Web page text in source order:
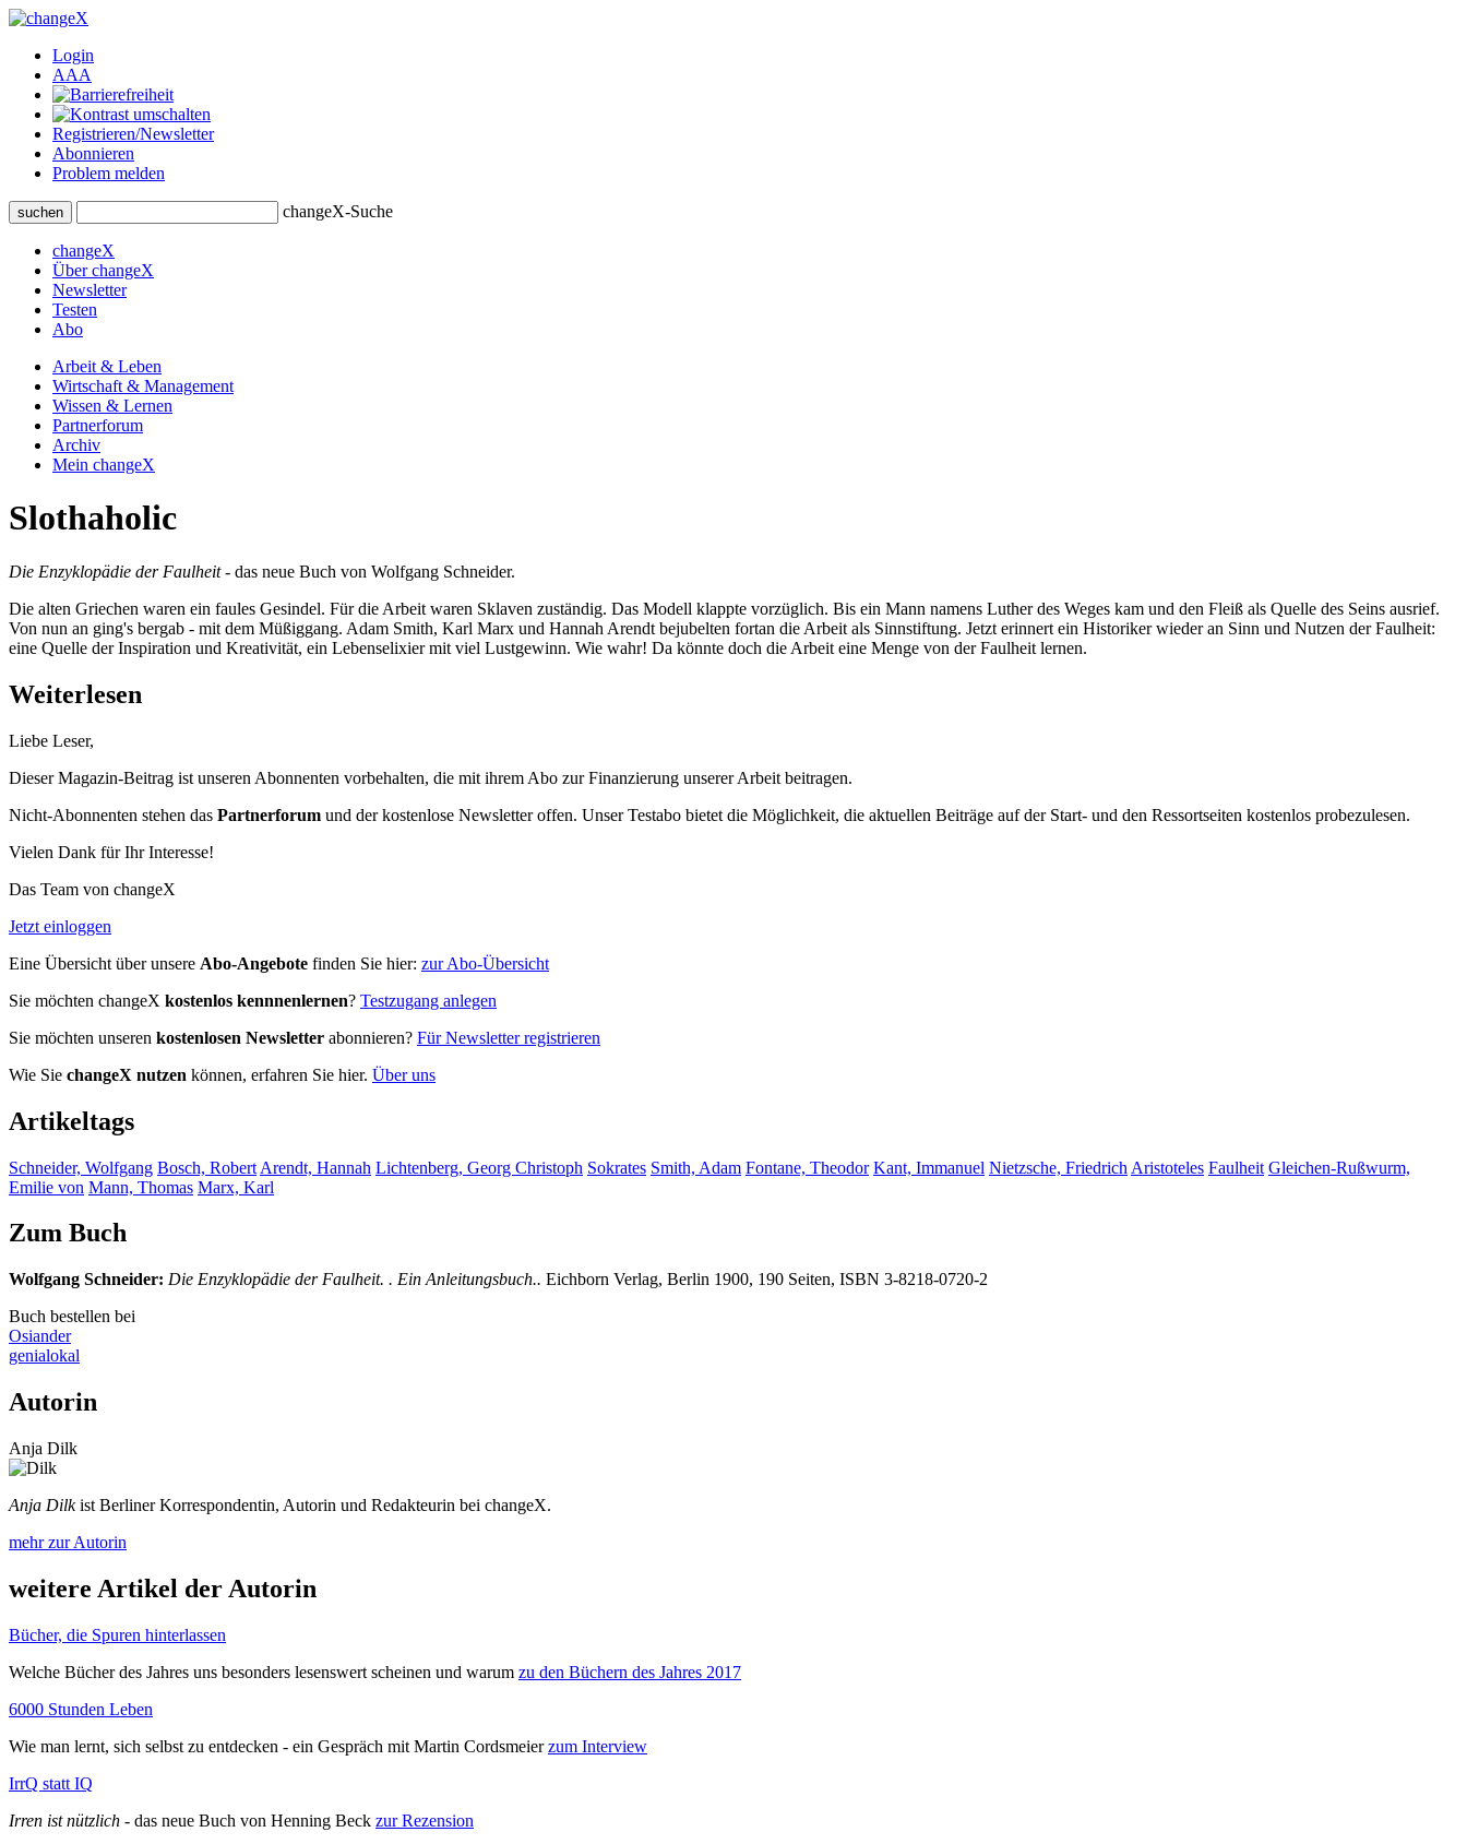
Login
AAA
Registrieren/Newsletter
Abonnieren
Problem melden
suchen changeX-Suche
changeX
Über changeX
Newsletter
Testen
Abo
Arbeit & Leben
Wirtschaft & Management
Wissen & Lernen
Partnerforum
Archiv
Mein changeX
Slothaholic
Die Enzyklopädie der Faulheit- das neue Buch von Wolfgang Schneider.
Die alten Griechen waren ein faules Gesindel. Für die Arbeit waren Sklaven zuständig. Das Modell klappte vorzüglich. Bis ein Mann namens Luther des Weges kam und den Fleiß als Quelle des Seins ausrief.
Von nun an ging's bergab - mit dem Müßiggang. Adam Smith, Karl Marx und Hannah Arendt bejubelten fortan die Arbeit als Sinnstiftung. Jetzt erinnert ein Historiker wieder an Sinn und Nutzen der Faulheit:
eine Quelle der Inspiration und Kreativität, ein Lebenselixier mit viel Lustgewinn. Wie wahr! Da könnte doch die Arbeit eine Menge von der Faulheit lernen.
Weiterlesen
Liebe Leser,
Dieser Magazin-Beitrag ist unseren Abonnenten vorbehalten, die mit ihrem Abo zur Finanzierung unserer Arbeit beitragen.
Nicht-Abonnenten stehen das Partnerforum und der kostenlose Newsletter offen. Unser Testabo bietet die Möglichkeit, die aktuellen Beiträge auf der Start- und den Ressortseiten kostenlos probezulesen.
Vielen Dank für Ihr Interesse!
Das Team von changeX
Jetzt einloggen
Eine Übersicht über unsere Abo-Angebote finden Sie hier: zur Abo-Übersicht
Sie möchten changeX kostenlos kennnenlernen? Testzugang anlegen
Sie möchten unseren kostenlosen Newsletter abonnieren? Für Newsletter registrieren
Wie Sie changeX nutzen können, erfahren Sie hier. Über uns
Artikeltags
Schneider, Wolfgang Bosch, Robert Arendt, Hannah Lichtenberg, Georg Christoph Sokrates Smith, Adam Fontane, Theodor Kant, Immanuel Nietzsche, Friedrich Aristoteles Faulheit Gleichen-Rußwurm,
Emilie von Mann, Thomas Marx, Karl
Zum Buch
Wolfgang Schneider: Die Enzyklopädie der Faulheit. . Ein Anleitungsbuch.. Eichborn Verlag, Berlin 1900, 190 Seiten, ISBN 3-8218-0720-2
Buch bestellen bei
Osiander
genialokal
Autorin
Anja Dilk
Anja Dilkist Berliner Korrespondentin, Autorin und Redakteurin bei changeX.
mehr zur Autorin
weitere Artikel der Autorin
Bücher, die Spuren hinterlassen
Welche Bücher des Jahres uns besonders lesenswert scheinen und warum zu den Büchern des Jahres 2017
6000 Stunden Leben
Wie man lernt, sich selbst zu entdecken - ein Gespräch mit Martin Cordsmeierzum Interview
IrrQ statt IQ
Irren ist nützlich - das neue Buch von Henning Beck zur Rezension